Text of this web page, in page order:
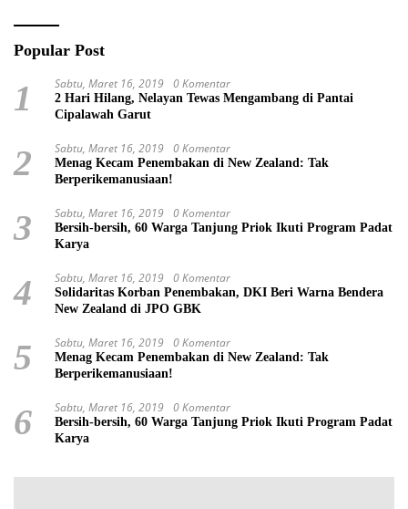
Popular Post
1 Sabtu, Maret 16, 2019 0 Komentar
2 Hari Hilang, Nelayan Tewas Mengambang di Pantai
Cipalawah Garut
2 Sabtu, Maret 16, 2019 0 Komentar
Menag Kecam Penembakan di New Zealand: Tak
Berperikemanusiaan!
3 Sabtu, Maret 16, 2019 0 Komentar
Bersih-bersih, 60 Warga Tanjung Priok Ikuti Program Padat
Karya
4 Sabtu, Maret 16, 2019 0 Komentar
Solidaritas Korban Penembakan, DKI Beri Warna Bendera
New Zealand di JPO GBK
5 Sabtu, Maret 16, 2019 0 Komentar
Menag Kecam Penembakan di New Zealand: Tak
Berperikemanusiaan!
6 Sabtu, Maret 16, 2019 0 Komentar
Bersih-bersih, 60 Warga Tanjung Priok Ikuti Program Padat
Karya